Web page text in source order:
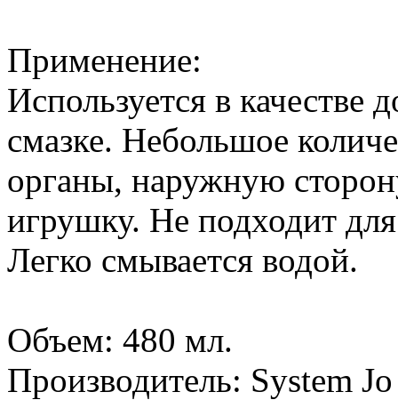
Применение:
Используется в качестве
смазке. Небольшое
органы, наружную
игрушку. Не подходит
Легко смывается водой.
Объем: 480 мл.
Производитель: System Jo